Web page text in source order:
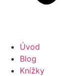
Úvod
Blog
Knížky